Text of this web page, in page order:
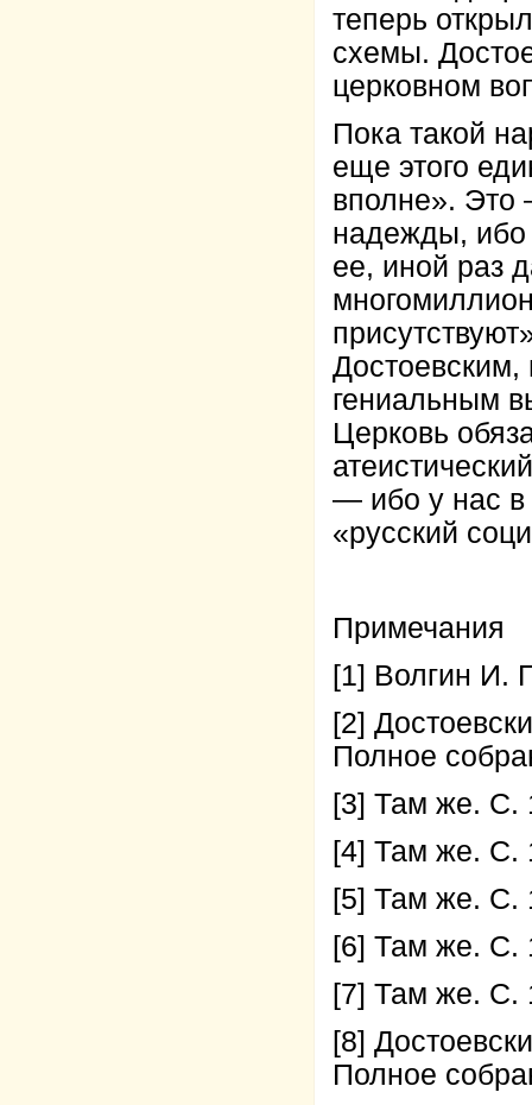
теперь
схемы.
церковном
Пока такой
еще этого
вполне». Это
надежды, ибо
ее, иной раз
Достоевским,
гениальным
Церковь
— ибо у нас в
«русский
Примечания
[1] Волгин И.
[2]
Полное
[3] Там же. С.
[4] Там же. С.
[5] Там же. С.
[6] Там же. С.
[7] Там же. С.
[8]
Полное